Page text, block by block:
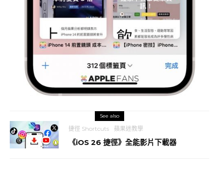
See also
捷徑 Shortcuts 蘋果迷教學
《iOS 26 捷徑》全能影片下載器